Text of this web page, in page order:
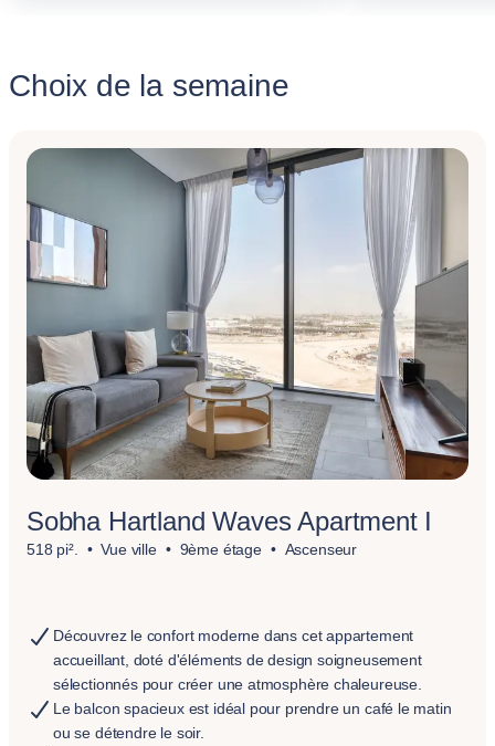
Choix de la semaine
Sobha Hartland Waves Apartment I
518 pi². Vue ville 9ème étage Ascenseur
Découvrez le confort moderne dans cet appartement
accueillant, doté d'éléments de design soigneusement
sélectionnés pour créer une atmosphère chaleureuse.
Le balcon spacieux est idéal pour prendre un café le matin
ou se détendre le soir.